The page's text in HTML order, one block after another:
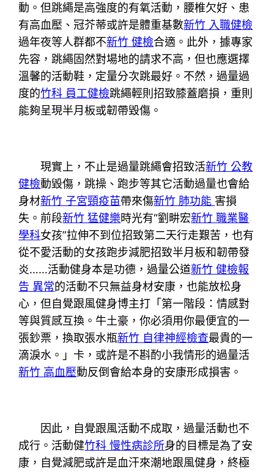
動。但跳繩是高強度的有氧活動，腰椎欠好、患
有高血壓、冠芥蒂或許是體重基數新竹 入職健檢
過年夜等人群都不新竹 健檢合適。此外，據專家
先容，跳繩固然對場地的請求不高，但也應選擇
溫馨的活動鞋，定量分次跳最好。不然，過量過
度的竹科 員工健檢跳繩輕則招致膝蓋磨損，重則
能夠呈現半月板或韌帶毀傷。
現實上，不止是過量跳繩會招致活新竹 公教
健檢動毀傷，跳操、跑步等其它活動過量也會給
身材新竹 子宮頸疫苗帶來傷新竹 肺功能 害損
失。前段新竹 猛健樂時光有“劉畊宏新竹 職業醫
學科女孩”拉伸不到位招致第二天行走艱苦，也有
從不愛活動的女孩跑步減肥招致半月板和韌帶發
炎……活動健身本是功德，過量公道新竹 健檢報
告 異常的活動不只無益身材安康，也能放松身
心，但自覺跟風健身博主打「第一階段：情感對
等與質感互換。牛土豪，你必須用你最便宜的一
張鈔票，換取張水瓶新竹 自律神經檢查最貴的一
滴淚水。」卡，或許是不斟酌小我情形的過量活
新竹 高血壓動反倒會給本身的安康形成損害。
因此，自覺跟風活動不成取，過量活動也不
成行。活動健竹科 慢性病診所身的目標是為了安
康，自覺減肥或許是血汗來潮地跟風健身，終極